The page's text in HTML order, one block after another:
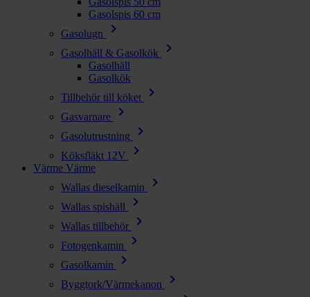
Gasolspis 60 cm
Gasolugn
chevron_right
Gasolhäll & Gasolkök chevron_right
Gasolhäll
Gasolkök
Tillbehör till köket
chevron_right
Gasvarnare chevron_right
Gasolutrustning chevron_right
Köksfläkt 12V chevron_right
Värme Värme
Wallas dieselkamin
chevron_right
Wallas spishäll chevron_right
Wallas tillbehör chevron_right
Fotogenkamin chevron_right
Gasolkamin chevron_right
Byggtork/Värmekanon chevron_right